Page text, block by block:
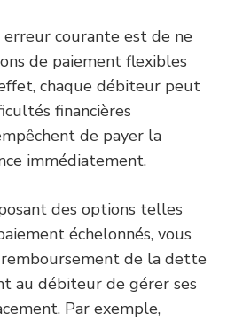
courante est de ne
de paiement flexibles
chaque débiteur peut
financières
de payer la
immédiatement.
des options telles
échelonnés, vous
de la dette
au débiteur de gérer ses
Par exemple,